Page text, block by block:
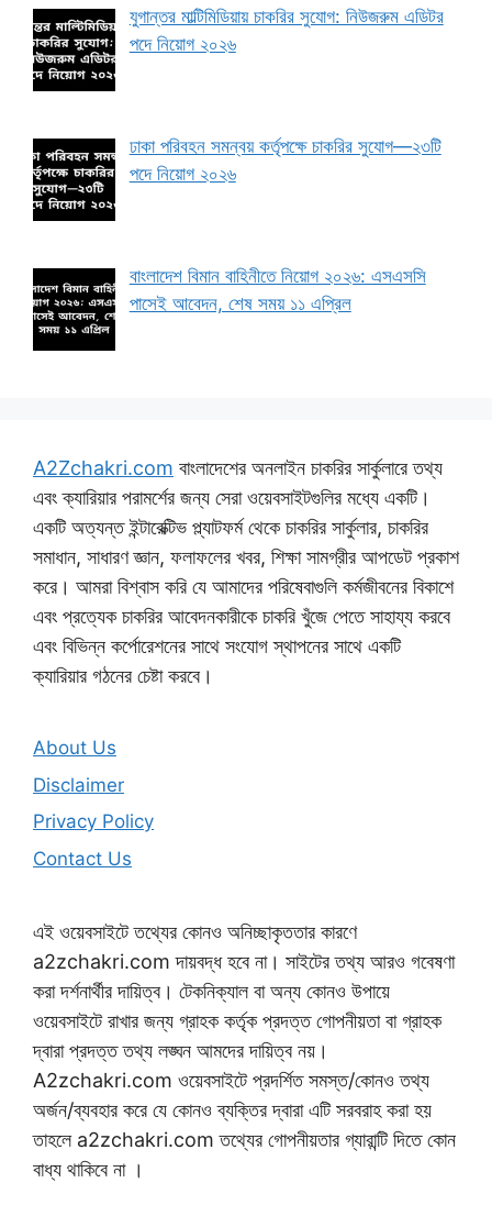
যুগান্তর মাল্টিমিডিয়ায় চাকরির সুযোগ: নিউজরুম এডিটর
পদে নিয়োগ ২০২৬
ঢাকা পরিবহন সমন্বয় কর্তৃপক্ষে চাকরির সুযোগ—২৩টি
পদে নিয়োগ ২০২৬
বাংলাদেশ বিমান বাহিনীতে নিয়োগ ২০২৬: এসএসসি
পাসেই আবেদন, শেষ সময় ১১ এপ্রিল
A2Zchakri.com বাংলাদেশের অনলাইন চাকরির সার্কুলারে তথ্য
এবং ক্যারিয়ার পরামর্শের জন্য সেরা ওয়েবসাইটগুলির মধ্যে একটি।
একটি অত্যন্ত ইন্টারেক্টিভ প্ল্যাটফর্ম থেকে চাকরির সার্কুলার, চাকরির
সমাধান, সাধারণ জ্ঞান, ফলাফলের খবর, শিক্ষা সামগ্রীর আপডেট প্রকাশ
করে। আমরা বিশ্বাস করি যে আমাদের পরিষেবাগুলি কর্মজীবনের বিকাশে
এবং প্রত্যেক চাকরির আবেদনকারীকে চাকরি খুঁজে পেতে সাহায্য করবে
এবং বিভিন্ন কর্পোরেশনের সাথে সংযোগ স্থাপনের সাথে একটি
ক্যারিয়ার গঠনের চেষ্টা করবে।
About Us
Disclaimer
Privacy Policy
Contact Us
এই ওয়েবসাইটে তথ্যের কোনও অনিচ্ছাকৃততার কারণে
a2zchakri.com দায়বদ্ধ হবে না। সাইটের তথ্য আরও গবেষণা
করা দর্শনার্থীর দায়িত্ব। টেকনিক্যাল বা অন্য কোনও উপায়ে
ওয়েবসাইটে রাখার জন্য গ্রাহক কর্তৃক প্রদত্ত গোপনীয়তা বা গ্রাহক
দ্বারা প্রদত্ত তথ্য লঙ্ঘন আমদের দায়িত্ব নয়।
A2zchakri.com ওয়েবসাইটে প্রদর্শিত সমস্ত/কোনও তথ্য
অর্জন/ব্যবহার করে যে কোনও ব্যক্তির দ্বারা এটি সরবরাহ করা হয়
তাহলে a2zchakri.com তথ্যের গোপনীয়তার গ্যারান্টি দিতে কোন
বাধ্য থাকিবে না ।